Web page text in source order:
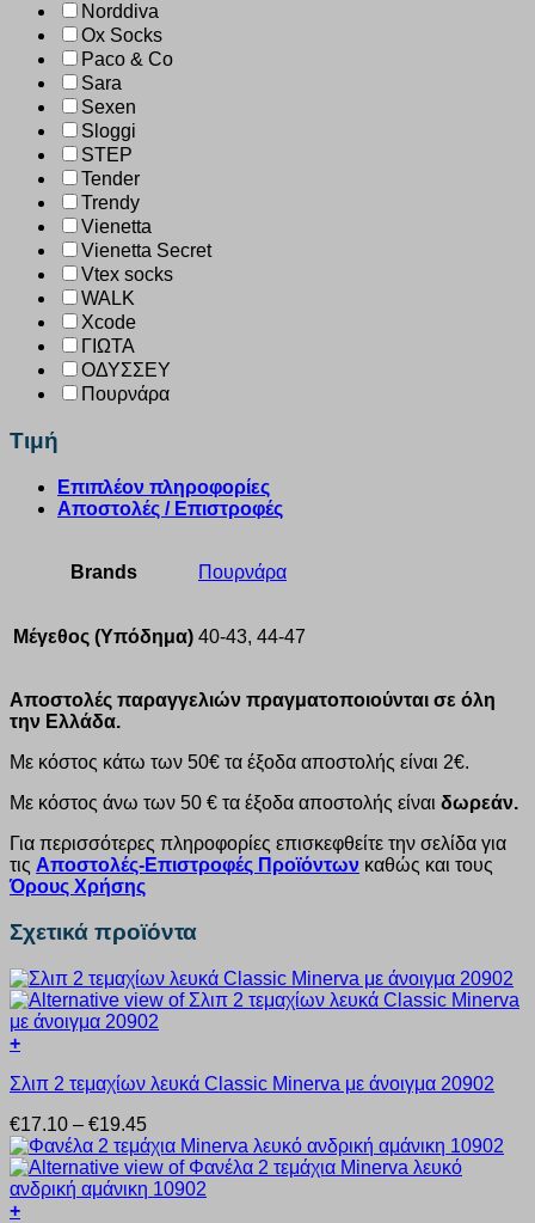
Norddiva
Ox Socks
Paco & Co
Sara
Sexen
Sloggi
STEP
Tender
Trendy
Vienetta
Vienetta Secret
Vtex socks
WALK
Xcode
ΓΙΩΤΑ
ΟΔΥΣΣΕΥ
Πουρνάρα
Τιμή
Επιπλέον πληροφορίες
Αποστολές / Επιστροφές
Brands Πουρνάρα
Μέγεθος (Υπόδημα) 40-43, 44-47
Αποστολές παραγγελιών πραγματοποιούνται σε όλη
την Ελλάδα.
Με κόστος κάτω των 50€ τα έξοδα αποστολής είναι 2€.
Με κόστος άνω των 50 € τα έξοδα αποστολής είναι δωρεάν.
Για περισσότερες πληροφορίες επισκεφθείτε την σελίδα για
τις Αποστολές-Επιστροφές Προϊόντων καθώς και τους
Όρους Χρήσης
Σχετικά προϊόντα
+
το
έχει
πολλαπλές
παραλλαγές.
Οι
επιλογές
Σλιπ 2 τεμαχίων λευκά Classic Minerva με άνοιγμα 20902
€17.10 – €19.45Price
range:
€17.10
through
+